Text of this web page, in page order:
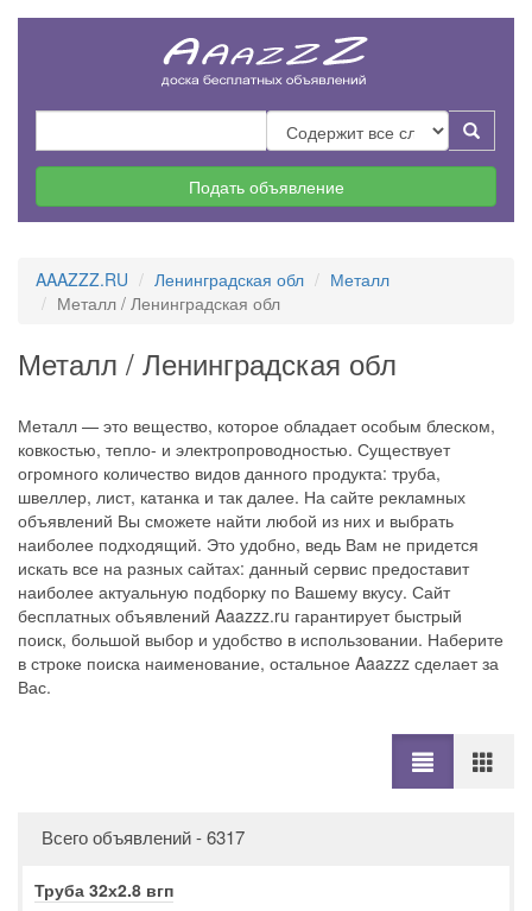
Подать объявление
AAAZZZ.RU Ленинградская обл
Металл
Металл / Ленинградская обл
Металл / Ленинградская обл
Металл — это вещество, которое обладает особым блеском,
ковкостью, тепло- и электропроводностью. Существует
огромного количество видов данного продукта: труба,
швеллер, лист, катанка и так далее. На сайте рекламных
объявлений Вы сможете найти любой из них и выбрать
наиболее подходящий. Это удобно, ведь Вам не придется
искать все на разных сайтах: данный сервис предоставит
наиболее актуальную подборку по Вашему вкусу. Сайт
бесплатных объявлений Aaazzz.ru гарантирует быстрый
поиск, большой выбор и удобство в использовании. Наберите
в строке поиска наименование, остальное Aaazzz сделает за
Вас.
Всего объявлений - 6317
Труба 32х2.8 вгп